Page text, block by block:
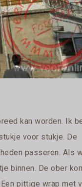
kan worden. Ik
voor stukje. De
passeren. Als
binnen. De ober
pittige wrap met